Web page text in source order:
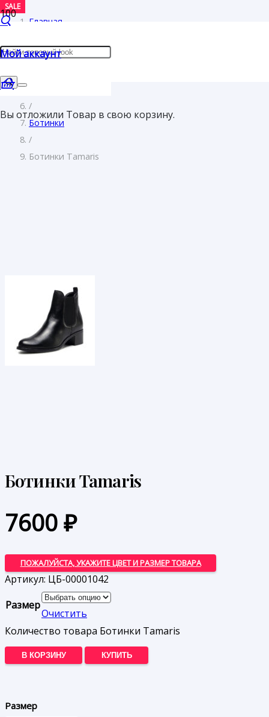
Мой аккаунт
Вы отложили Товар в свою корзину.
Главная
Женщинам
/
Ботинки
/
Ботинки Tamaris
Ботинки Tamaris
7600₽
ПОЖАЛУЙСТА, УКАЖИТЕ ЦВЕТ И РАЗМЕР ТОВАРА
Артикул: ЦБ-00001042
Размер
Очистить
Количество товара Ботинки Tamaris
В КОРЗИНУ КУПИТЬ
Размер
SALE